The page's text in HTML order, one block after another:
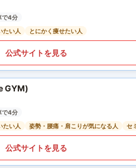
で4分
たい人
とにかく痩せたい人
公式サイトを見る
GYM)
で4分
たい人
姿勢・腰痛・肩こりが気になる人 セ
公式サイトを見る